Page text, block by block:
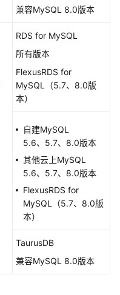
兼容MySQL 8.0版本
RDS for MySQL
所有版本
FlexusRDS for
MySQL（5.7、8.0版
本）
自建MySQL
5.6、5.7、8.0版本
其他云上MySQL
5.6、5.7、8.0版本
FlexusRDS for
MySQL（5.7、8.0版
本）
TaurusDB
兼容MySQL 8.0版本